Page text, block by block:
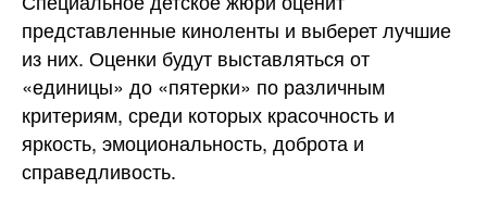
представленные киноленты и выберет лучшие
из них. Оценки будут выставляться от
«единицы» до «пятерки» по различным
критериям, среди которых красочность и
яркость, эмоциональность, доброта и
справедливость.